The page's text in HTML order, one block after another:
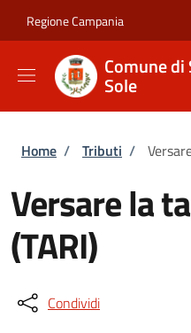
Regione Campania
Comune
Sole
Briciole di
Home / Tributi /
Versare la
(TARI)
Condividi